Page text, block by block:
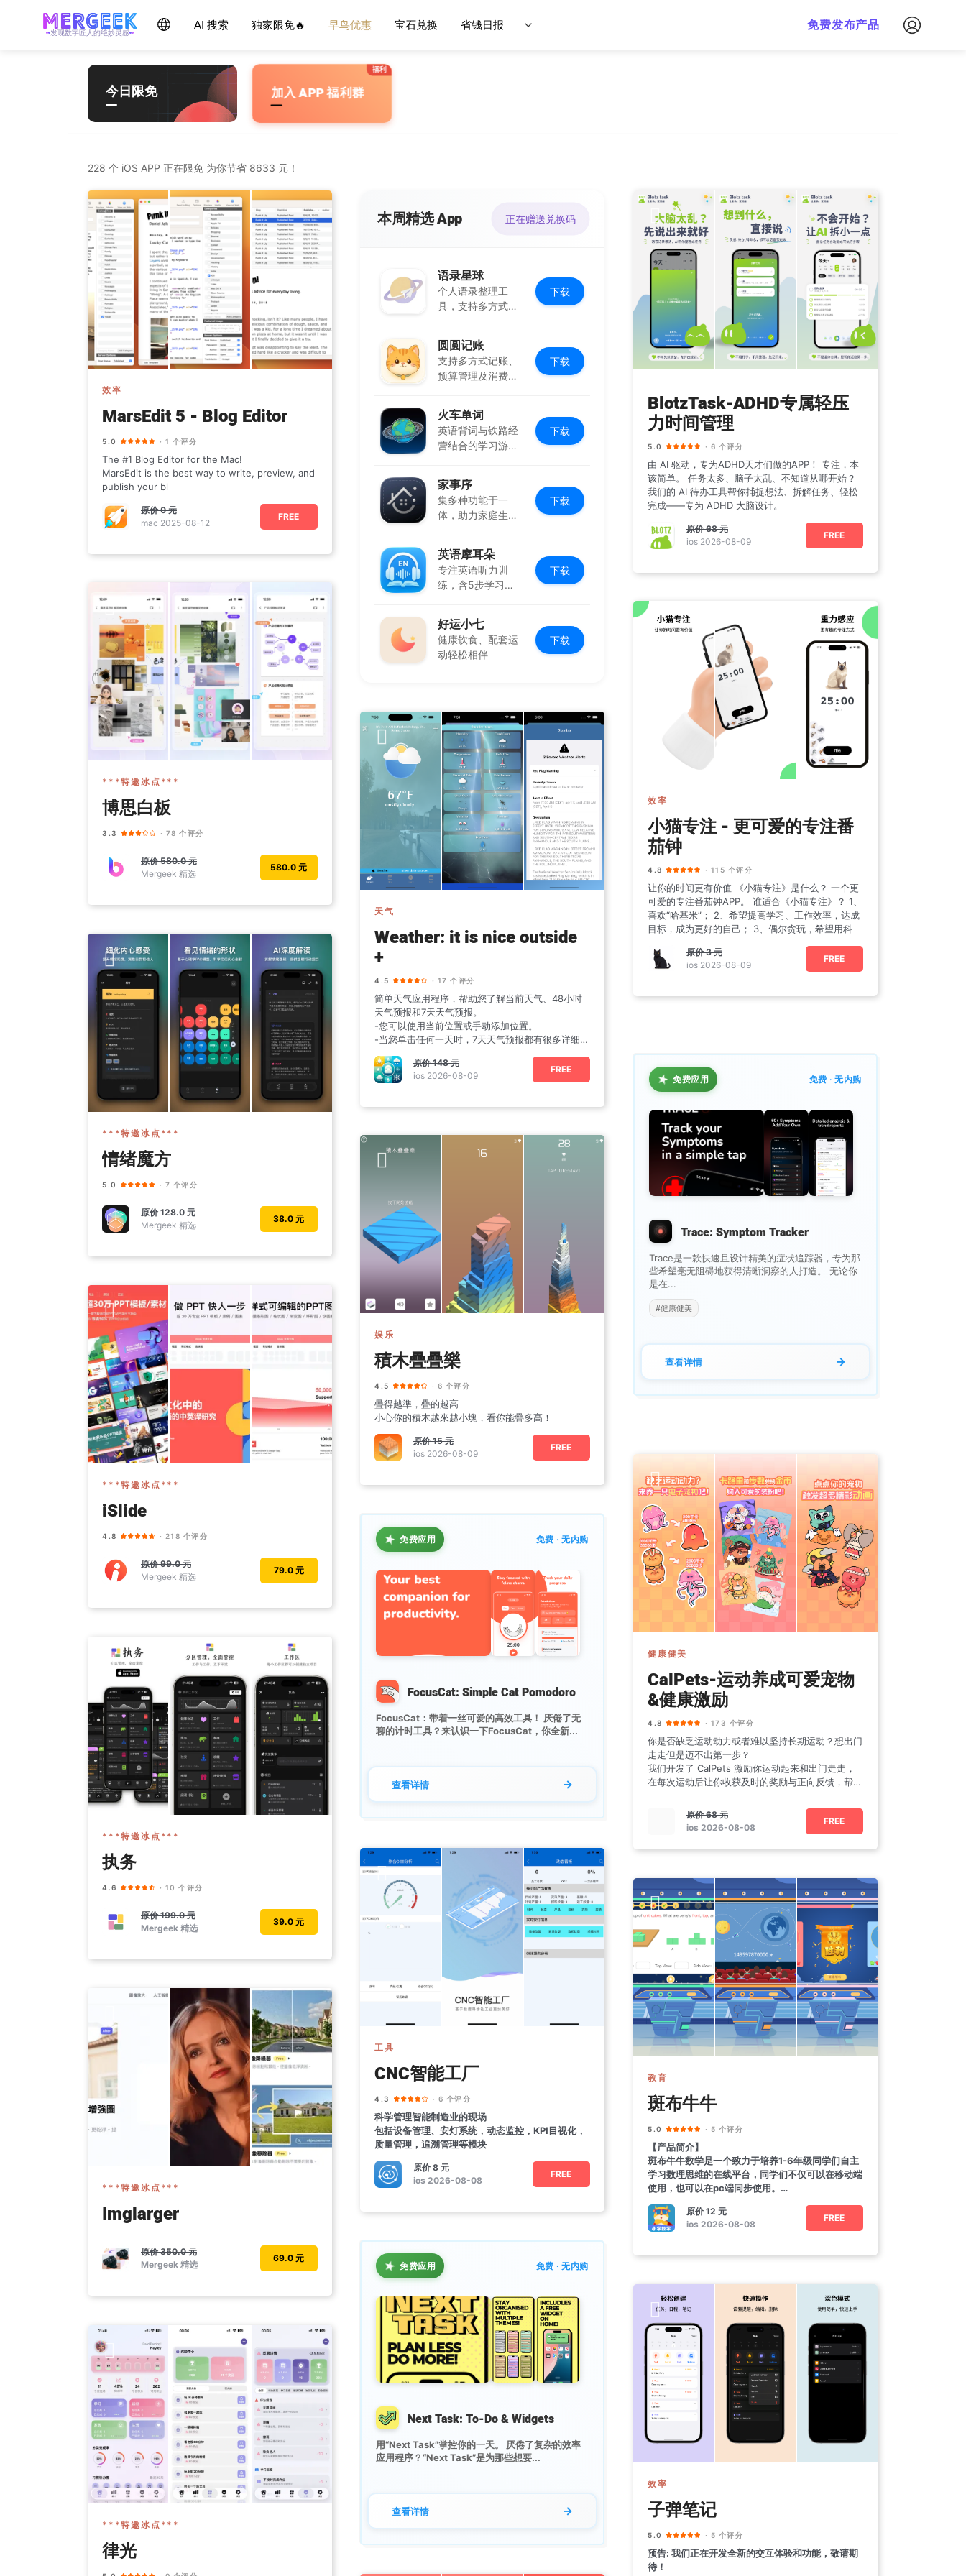
产品玩家 - mergeek.com
每天获取最新产品，优质应用信息
Follow - 产品限免情报
追踪应用游戏价格波动并提醒
免费下载
发现数字匠人的绝妙灵感
AI 搜索 独家限免🔥 早鸟优惠 宝石兑换 省钱日报 免费发布产品
今日限免 加入 APP 福利群
228 个 iOS APP 正在限免 为你节省 8633 元！
效率
MarsEdit 5 - Blog Editor
5.0 · 1 个评分
The #1 Blog Editor for the Mac!
MarsEdit is the best way to write, preview, and
publish your bl
原价0 元
mac 2025-08-12
FREE
本周精选 App 正在赠送兑换码
语录星球
个人语录整理工
具，支持多方式添
下载
圆圆记账
支持多方式记账、
预算管理及消费复
下载
火车单词
英语背词与铁路经
营结合的学习游
下载
家事序
集多种功能于一
体，助力家庭生活
下载
英语摩耳朵
专注英语听力训
练，含5步学习法
下载
好运小七
健康饮食、配套运
动轻松相伴
下载
BlotzTask-ADHD专属轻压
力时间管理
5.0 · 6 个评分
由 AI 驱动，专为ADHD天才们做的APP！ 专注，本
该简单。 任务太多、脑子太乱、不知道从哪开始？
我们的 AI 待办工具帮你捕捉想法、拆解任务、轻松
完成——专为 ADHD 大脑设计。
原价68 元
ios 2026-08-09
FREE
***特邀冰点***
博思白板
3.3 · 78 个评分
原价580.0 元
Mergeek 精选
580.0 元
效率
小猫专注 - 更可爱的专注番
茄钟
4.8 · 115 个评分
让你的时间更有价值 《小猫专注》是什么？ 一个更
可爱的专注番茄钟APP。 谁适合《小猫专注》？ 1、
喜欢“哈基米”； 2、希望提高学习、工作效率，达成
目标，成为更好的自己； 3、偶尔贪玩，希望用科
原价3 元
ios 2026-08-09
FREE
天气
Weather: it is nice outside
+
4.5 · 17 个评分
简单天气应用程序，帮助您了解当前天气、48小时
天气预报和7天天气预报。
-您可以使用当前位置或手动添加位置。
-当您单击任何一天时，7天天气预报都有很多详细信
息。
原价148 元
ios 2026-08-09
FREE
***特邀冰点***
情绪魔方
5.0 · 7 个评分
原价128.0 元
Mergeek 精选
38.0 元
★ 免费应用 免费 · 无内购
Trace: Symptom Tracker
Trace是一款快速且设计精美的症状追踪器，专为那
些希望毫无阻碍地获得清晰洞察的人打造。 无论你
是在...
#健康健美
查看详情 →
娱乐
積木疊疊樂
4.5 · 6 个评分
疊得越準，疊的越高
小心你的積木越來越小塊，看你能疊多高！
原价15 元
ios 2026-08-09
FREE
***特邀冰点***
iSlide
4.8 · 218 个评分
原价99.0 元
Mergeek 精选
79.0 元
健康健美
CalPets-运动养成可爱宠物
&健康激励
4.8 · 173 个评分
你是否缺乏运动动力或者难以坚持长期运动？想出门
走走但是迈不出第一步？
我们开发了 CalPets 激励你运动起来和出门走走，
在每次运动后让你收获及时的奖励与正向反馈，帮助
原价68 元
ios 2026-08-08
FREE
★ 免费应用 免费 · 无内购
FocusCat: Simple Cat Pomodoro
FocusCat：带着一丝可爱的高效工具！ 厌倦了无
聊的计时工具？来认识一下FocusCat，你全新...
查看详情 →
***特邀冰点***
执务
4.6 · 10 个评分
原价199.0 元
Mergeek 精选
39.0 元
工具
CNC智能工厂
4.3 · 6 个评分
科学管理智能制造业的现场
包括设备管理、安灯系统，动态监控，KPI目视化，
质量管理，追溯管理等模块
原价8 元
ios 2026-08-08
FREE
教育
斑布牛牛
5.0 · 5 个评分
【产品简介】
斑布牛牛数学是一个致力于培养1-6年级同学们自主
学习数理思维的在线平台，同学们不仅可以在移动端
使用，也可以在pc端同步使用。
【功能特色】
1. CPA模型原价12 元
ios 2026-08-08
FREE
***特邀冰点***
Imglarger
原价350.0 元
Mergeek 精选
69.0 元 ★ 免费应用 免费 · 无内购
Next Task: To-Do & Widgets
用“Next Task”掌控你的一天。 厌倦了复杂的效率
应用程序？“Next Task”是为那些想要...
查看详情 →
效率
子弹笔记
5.0 · 5 个评分
预告: 我们正在开发全新的交互体验和功能，敬请期
待！
***特邀冰点***
律光